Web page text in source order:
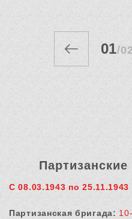
01/02
С 08.03.1943 по 25.11.1943
Партизанская бригада: